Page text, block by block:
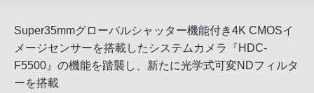
Super35mmグローバルシャッター機能付き4K CMOSイ
メージセンサーを搭載したシステムカメラ『HDC-
F5500』の機能を踏襲し、新たに光学式可変NDフィルタ
ーを搭載